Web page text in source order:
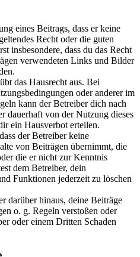
eines Beitrags, dass er keine
Recht oder die guten
insbesondere, dass du das Recht
verwendeten Links und Bilder
das Hausrecht aus. Bei
oder anderer im
kann der Betreiber dich nach
dauerhaft von der Nutzung dieses
ein Hausverbot erteilen.
der Betreiber keine
von Beiträgen übernimmt, die
die er nicht zur Kenntnis
dem Betreiber, dein
Funktionen jederzeit zu löschen
darüber hinaus, deine Beiträge
o. g. Regeln verstoßen oder
oder einem Dritten Schaden